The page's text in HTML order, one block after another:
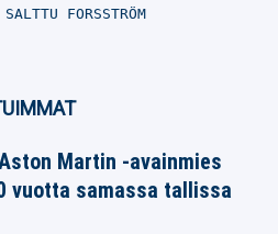
SALTTU FORSSTRÖM
Martin -avainmies
vuotta samassa tallissa